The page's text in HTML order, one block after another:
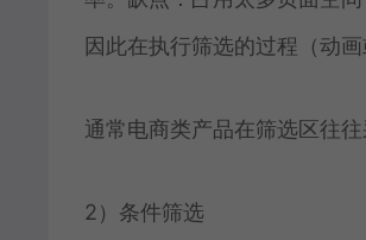
因此在执行筛选的过程（动
通常电商类产品在筛选区往往
2）条件筛选